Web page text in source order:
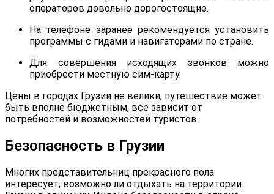
операторов довольно дорогостоящие.
На телефоне заранее рекомендуется установить
программы с гидами и навигаторами по стране.
Для совершения исходящих звонков можно
приобрести местную сим-карту.
Цены в городах Грузии не велики, путешествие может
быть вполне бюджетным, все зависит от
потребностей и возможностей туристов.
Безопасность в Грузии
Многих представительниц прекрасного пола
интересует, возможно ли отдыхать на территории